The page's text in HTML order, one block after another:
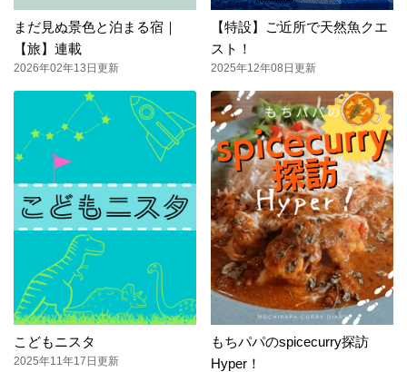
まだ見ぬ景色と泊まる宿｜
【旅】連載
2026年02年13日更新
【特設】ご近所で天然魚クエ
スト！
2025年12年08日更新
こどもニスタ
2025年11年17日更新
もちパパのspicecurry探訪
Hyper！